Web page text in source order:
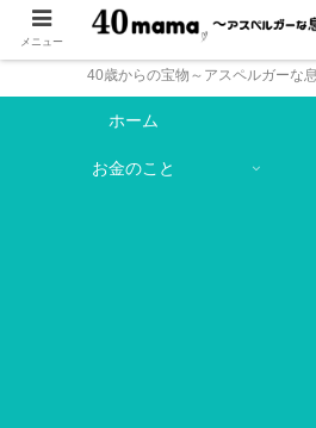
40歳からの宝物～アスペルガーな
ホーム
お金のこと
メニュー